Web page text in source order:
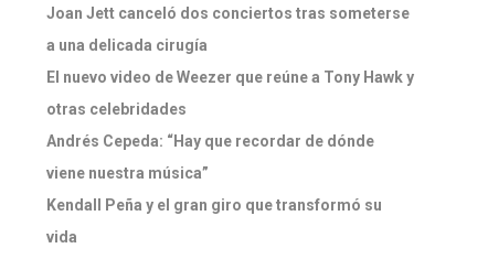
Joan Jett canceló dos conciertos tras someterse
a una delicada cirugía
El nuevo video de Weezer que reúne a Tony Hawk y
otras celebridades
Andrés Cepeda: “Hay que recordar de dónde
viene nuestra música”
Kendall Peña y el gran giro que transformó su
vida